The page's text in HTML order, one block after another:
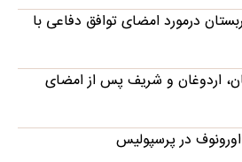
درمورد امضای توافق دفاعی با
اردوغان و شریف پس از امضای
در پرسپولیس